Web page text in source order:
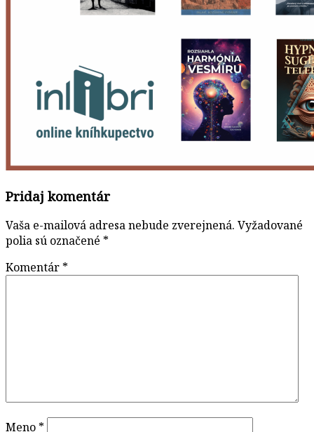
Pridaj komentár
Vaša e-mailová adresa nebude zverejnená. Vyžadované
polia sú označené *
Komentár *
Meno *